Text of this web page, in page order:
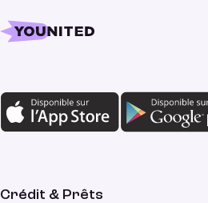
Crédit & Prêts